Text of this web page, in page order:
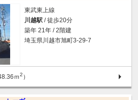
東武東上線
川越駅 / 徒歩20分
築年 21年 / 2階建
埼玉県川越市旭町3-29-7
ｍ2 ）